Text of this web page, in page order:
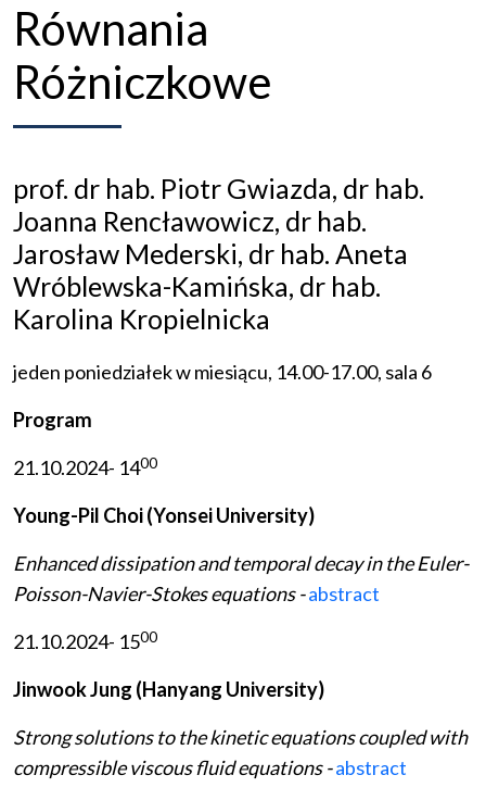
Równania
Różniczkowe
prof. dr hab. Piotr Gwiazda, dr hab.
Joanna Rencławowicz, dr hab.
Jarosław Mederski, dr hab. Aneta
Wróblewska-Kamińska, dr hab.
Karolina Kropielnicka
jeden poniedziałek w miesiącu, 14.00-17.00, sala 6
Program
21.10.2024- 1400
Young-Pil Choi(Yonsei University)
Enhanced dissipation and temporal decay in the Euler-
Poisson-Navier-Stokes equations -abstract
21.10.2024- 1500
Jinwook Jung (Hanyang University)
Strong solutions to the kinetic equations coupled with
compressible viscous fluid equations -abstract